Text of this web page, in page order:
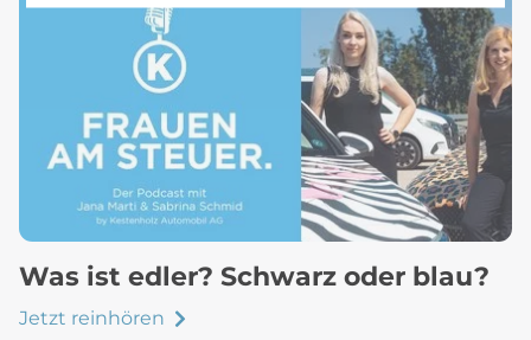
Was ist edler? Schwarz oder blau?
Jetzt reinhören